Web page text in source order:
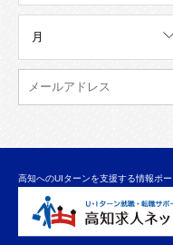
高知へのUIターンを支援する情報ポー